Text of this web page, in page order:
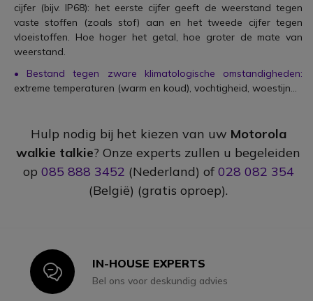
cijfer (bijv. IP68): het eerste cijfer geeft de weerstand tegen
vaste stoffen (zoals stof) aan en het tweede cijfer tegen
vloeistoffen. Hoe hoger het getal, hoe groter de mate van
weerstand.
• Bestand tegen zware klimatologische omstandigheden:
extreme temperaturen (warm en koud), vochtigheid, woestijn...
Hulp nodig bij het kiezen van uw Motorola
walkie talkie? Onze experts zullen u begeleiden
op 085 888 3452 (Nederland) of 028 082 354
(België) (gratis oproep).
IconIN-HOUSE EXPERTS
Bel ons voor deskundig advies